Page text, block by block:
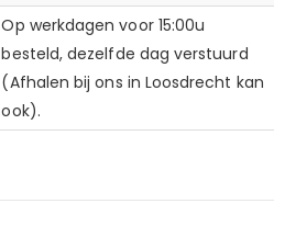
Op werkdagen voor 15:00u
besteld, dezelfde dag verstuurd
(Afhalen bij ons in Loosdrecht kan
ook).